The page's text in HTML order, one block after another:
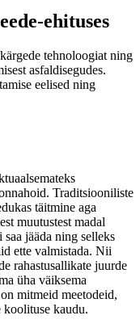
ehituses
tehnoloogiat ning
asfaldisegudes.
eelised ning
Traditsiooniliste
täitmine aga
muutustest madal
jääda ning selleks
ette valmistada. Nii
rahastusallikate juurde
üha väiksema
mitmeid meetodeid,
koolituse kaudu.